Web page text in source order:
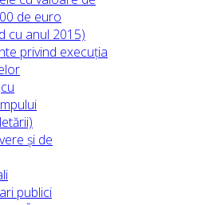
de euro
cu anul 2015)
privind execuția
și de
publici